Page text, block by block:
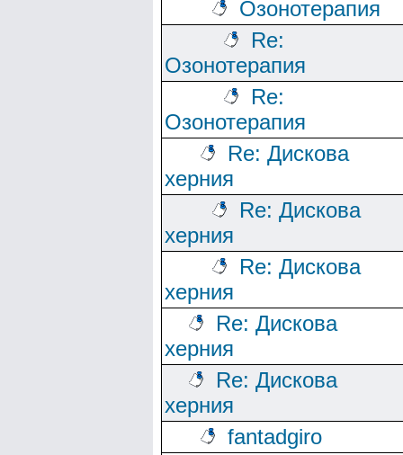
Озонотерапия
Re:
Озонотерапия
Re:
Озонотерапия
Re: Дискова
херния
Re: Дискова
херния
Re: Дискова
херния
Re: Дискова
херния
Re: Дискова
херния
fantadgiro